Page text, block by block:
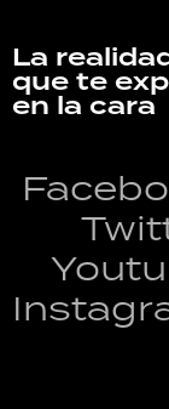
La
que te
en la cara